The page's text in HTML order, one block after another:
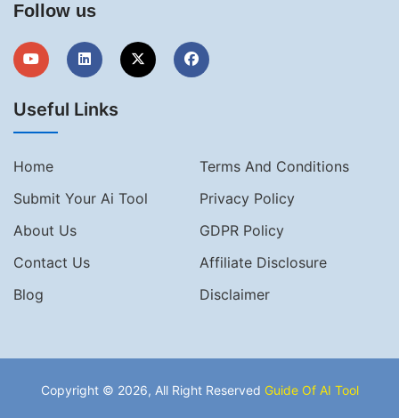
Follow us
Useful Links
Home
Terms And Conditions
Submit Your Ai Tool
Privacy Policy
About Us
GDPR Policy
Contact Us
Affiliate Disclosure
Blog
Disclaimer
Copyright © 2026, All Right Reserved Guide Of AI Tool